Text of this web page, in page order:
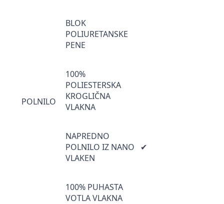
POLNILO
BLOK
POLIURETANSKE
PENE
100%
POLIESTERSKA
KROGLIČNA
VLAKNA
NAPREDNO
POLNILO IZ NANO
VLAKEN
✔
100% PUHASTA
VOTLA VLAKNA